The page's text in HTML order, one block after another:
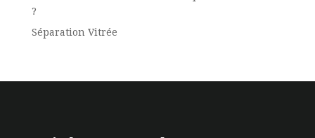
?
Séparation Vitrée